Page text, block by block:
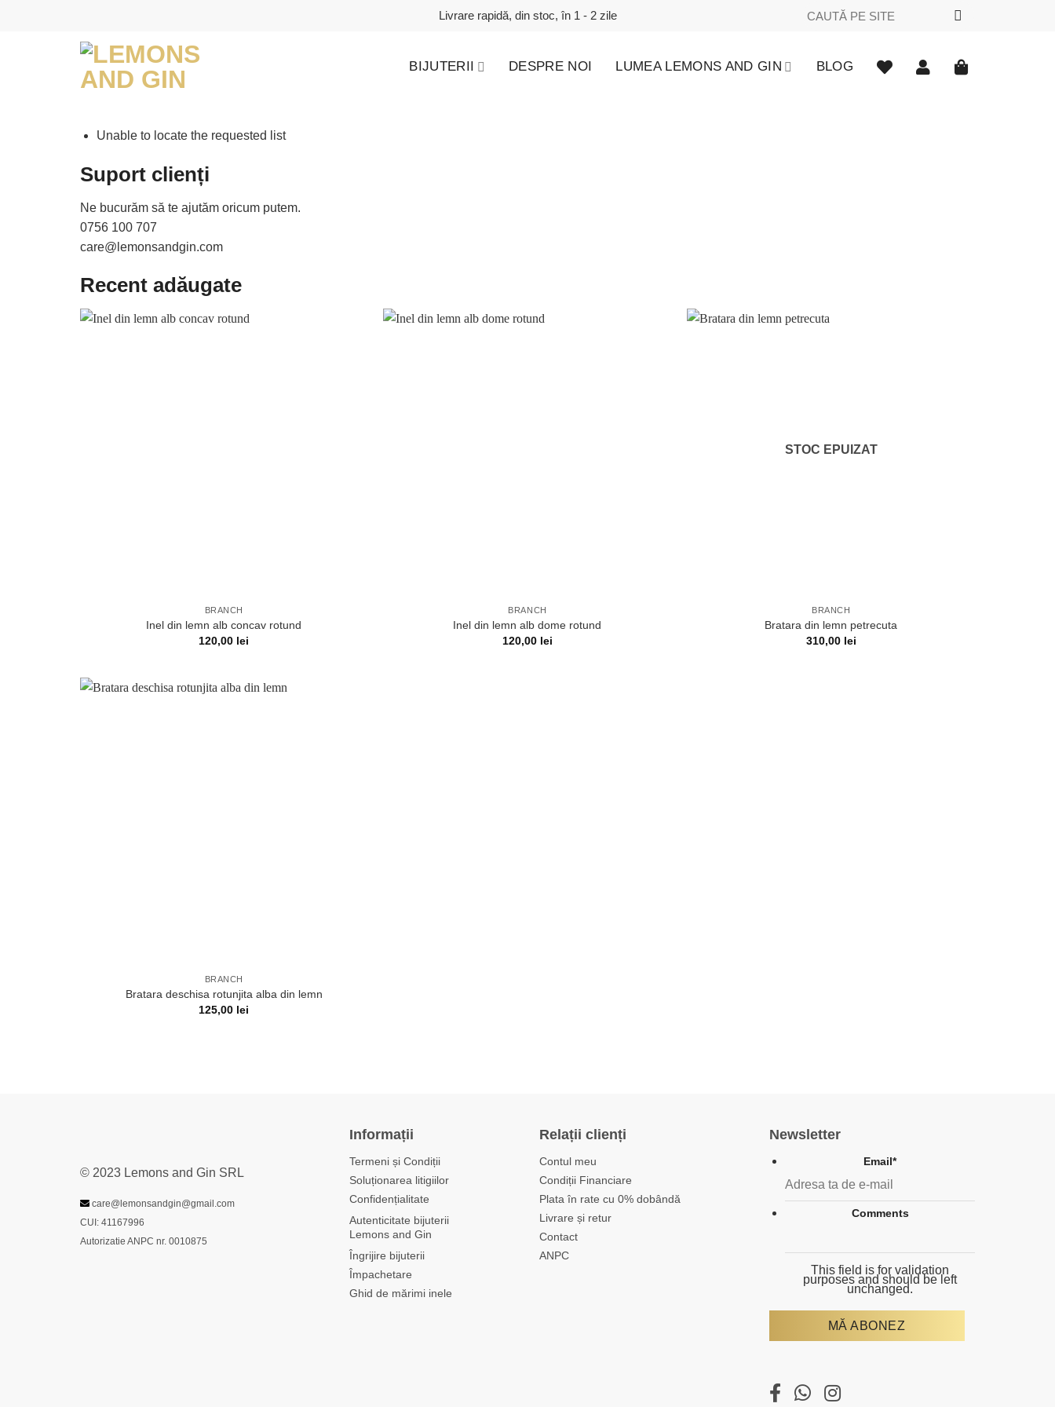
Livrare rapidă, din stoc, în 1 - 2 zile
Caută
BIJUTERII DESPRE NOI LUMEA LEMONS AND GIN BLOG
Unable to locate the requested list
Suport clienți
Ne bucurăm să te ajutăm oricum putem.
0756 100 707
care@lemonsandgin.com
Recent adăugate
BRANCH
Inel din lemn alb concav rotund
120,00 lei
BRANCH
Inel din lemn alb dome rotund
120,00 lei
STOC EPUIZAT
BRANCH
Bratara din lemn petrecuta
310,00 lei
BRANCH
Bratara deschisa rotunjita alba din lemn
125,00 lei
© 2023 Lemons and Gin SRL
care@lemonsandgin@gmail.com
CUI: 41167996
Autorizatie ANPC nr. 0010875
Informații
Termeni și Condiții
Soluționarea litigiilor
Confidențialitate
Autenticitate bijuterii
Lemons and Gin
Îngrijire bijuterii
Împachetare
Ghid de mărimi inele
Relații clienți
Contul meu
Condiții Financiare
Plata în rate cu 0% dobândă
Livrare și retur
Contact
ANPC
Newsletter
Email*
Comments
This field is for validation
purposes and should be left
unchanged.